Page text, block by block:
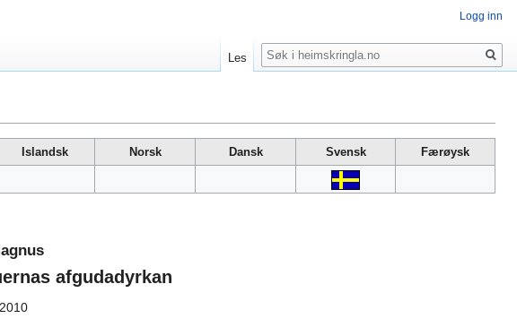
Islandsk Norsk Dansk Svensk
Færøysk
afgudadyrkan
Logg inn
Les
Søk